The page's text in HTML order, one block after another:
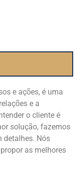
e ações, é uma
e a
o cliente é
solução, fazemos
detalhes. Nós
as melhores